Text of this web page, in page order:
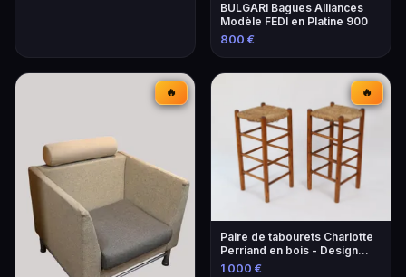
BULGARI Bagues Alliances
Modèle FEDI en Platine 900
800 €
🔥 🔥
Paire de tabourets Charlotte
Perriand en bois - Design
iconique
1 000 €